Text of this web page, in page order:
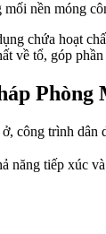
nền móng
chứa hoạt
về tổ, góp
công trình
tiếp xúc